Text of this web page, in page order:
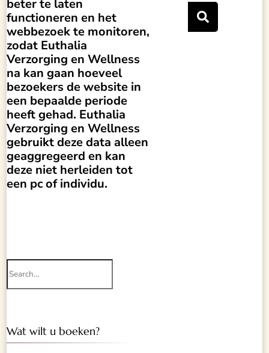
beter te laten
functioneren en het
webbezoek te monitoren,
zodat Euthalia
Verzorging en Wellness
na kan gaan hoeveel
bezoekers de website in
een bepaalde periode
heeft gehad. Euthalia
Verzorging en Wellness
gebruikt deze data alleen
geaggregeerd en kan
deze niet herleiden tot
een pc of individu.
Search
for:
Wat wilt u boeken?